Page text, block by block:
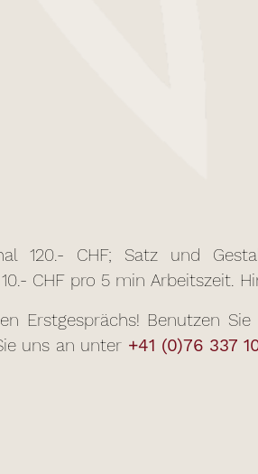
120.- CHF; Satz und
CHF pro 5 min Arbeitszeit.
Erstgesprächs! Benutzen
uns an unter +41 (0)76 337